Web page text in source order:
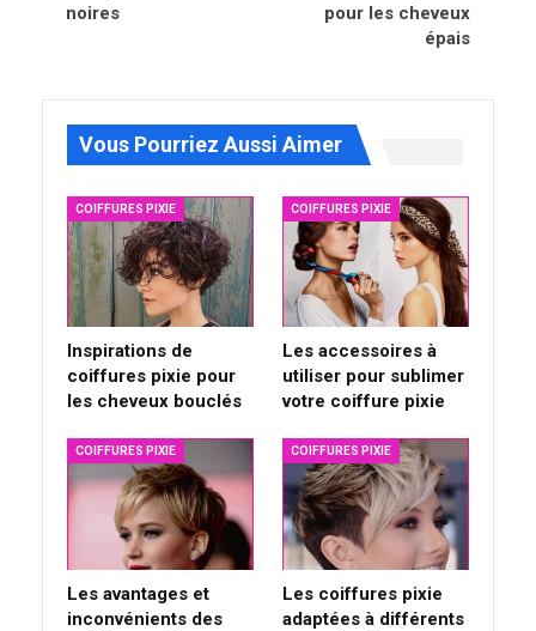
noires
pour les cheveux
épais
Vous Pourriez Aussi Aimer
COIFFURES PIXIE
Inspirations de
coiffures pixie pour
les cheveux bouclés
COIFFURES PIXIE
Les accessoires à
utiliser pour sublimer
votre coiffure pixie
COIFFURES PIXIE
Les avantages et
inconvénients des
COIFFURES PIXIE
Les coiffures pixie
adaptées à différents